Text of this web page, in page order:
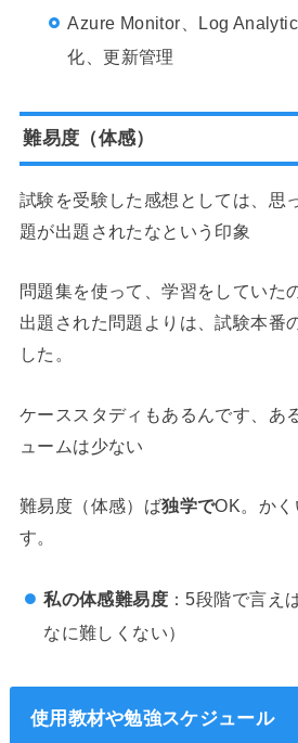
Azure Monitor、Log
化、更新管理
難易度（体感）
試験を受験した感想としては、思
題が出題されたなという印象
問題集を使って、学習をしていた
出題された問題よりは、試験本番
した。
ケーススタディもあるんです、あ
ュームは少ない
難易度（体感）ば独学でOK。かく
す。
私の体感難易度 ：5段階で言
なに難しくない）
使用教材や勉強スケジュール